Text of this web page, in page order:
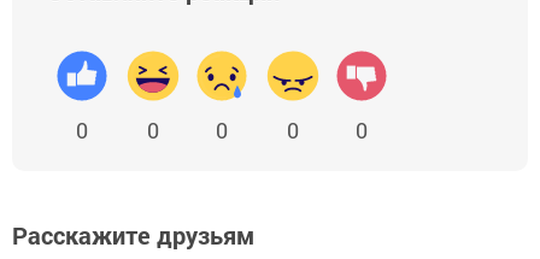
0 0 0 0 0
Расскажите друзьям